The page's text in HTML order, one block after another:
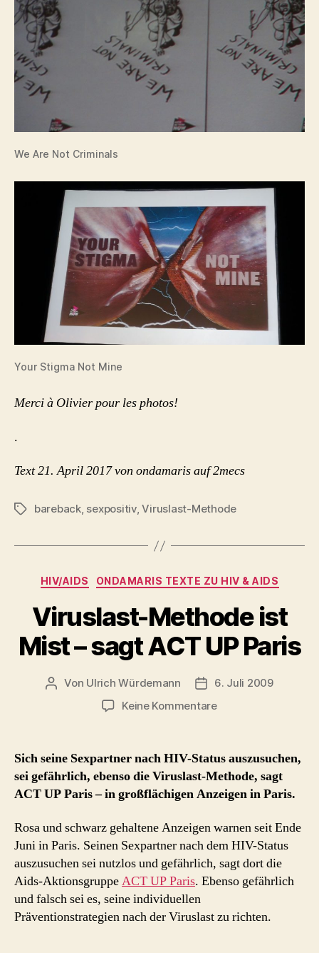
We Are Not Criminals
Your Stigma Not Mine
Merci à Olivier pour les photos!
.
Text 21. April 2017 von ondamaris auf 2mecs
Schlagwörter
bareback, sexpositiv,Viruslast-Methode
Kategorien
HIV/AIDS ONDAMARIS TEXTE ZU HIV & AIDS
Viruslast-Methode ist
Mist – sagt ACT UP Paris
Beitragsautor
Von Ulrich Würdemann Beitragsdatum
6. Juli 2009
Keine Kommentarezu
–
sagt
UP
Paris
Sich seine Sexpartner nach HIV-Status auszusuchen,
sei gefährlich, ebenso die Viruslast-Methode, sagt
ACT UP Paris – in großflächigen Anzeigen in Paris.
Rosa und schwarz gehaltene Anzeigen warnen seit Ende
Juni in Paris. Seinen Sexpartner nach dem HIV-Status
auszusuchen sei nutzlos und gefährlich, sagt dort die
Aids-AktionsgruppeACT UP Paris. Ebenso gefährlich
und falsch sei es, seine individuellen
Präventionstrategien nach der Viruslast zu richten.